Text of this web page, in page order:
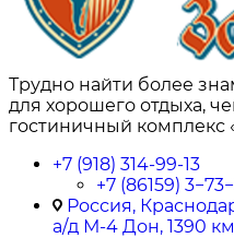
Трудно найти более
для хорошего отдыха,
гостиничный комплекс
+7 (918) 314-99-13
+7 (86159)
Россия,
а/д М-4 Дон, 1390